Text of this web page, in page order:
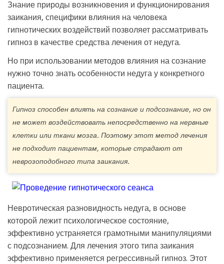
Знание природы возникновения и функционирования
заикания, специфики влияния на человека
гипнотических воздействий позволяет рассматривать
гипноз в качестве средства лечения от недуга.
Но при использовании методов влияния на сознание
нужно точно знать особенности недуга у конкретного
пациента.
Гипноз способен влиять на сознание и подсознание, но он
не может воздействовать непосредственно на нервные
клетки или ткани мозга. Поэтому этот метод лечения
не подходит пациентам, которые страдают от
неврозоподобного типа заикания.
Невротическая разновидность недуга, в основе
которой лежит психологическое состояние,
эффективно устраняется грамотными манипуляциями
с подсознанием. Для лечения этого типа заикания
эффективно применяется регрессивный гипноз. Этот